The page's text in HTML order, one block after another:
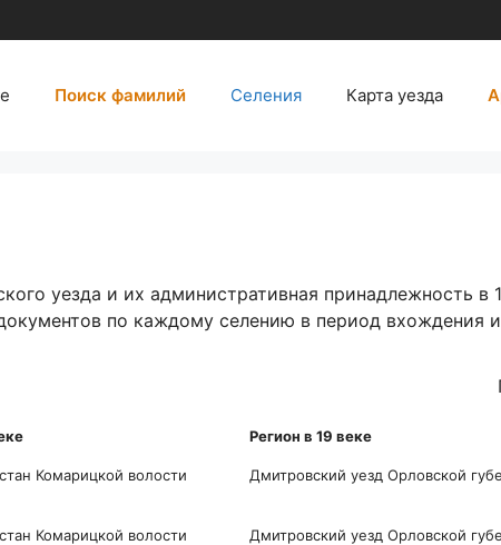
Поиск фамилий Селения Карта уезда
уезда и их административная принадлежность в
по каждому селению в период вхождения
Регион в 19 веке
Регион в 19 веке
Комарицкой волости Дмитровский уезд Орловской
Комарицкой волости Дмитровский уезд Орловской